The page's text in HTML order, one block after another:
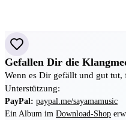
Gefallen Dir die
Wenn es Dir gefällt und gut
Unterstützung:
PayPal: paypal.me/sayamamusic
Ein Album im Download-Shop